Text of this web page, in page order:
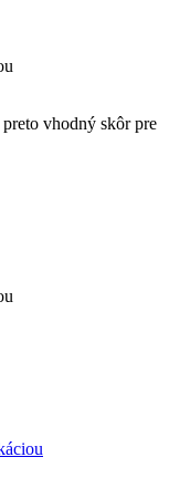
vhodný skôr pre